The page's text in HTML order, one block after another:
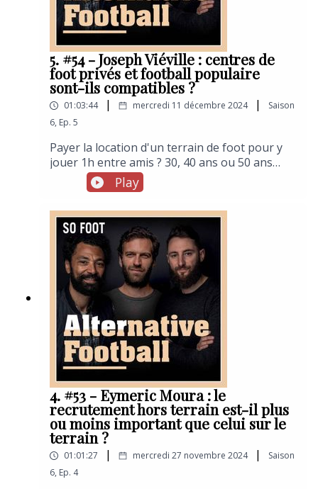
5. #54 - Joseph Viéville : centres de
foot privés et football populaire
sont-ils compatibles ?
01:03:44 | mercredi 11 décembre 2024 |
Saison
6, Ep. 5
Payer la location d'un terrain de foot pour y
jouer 1h entre amis ? 30, 40 ans ou 50 ans
plus tôt, pour tous les enfants fans de foot
que nous étions, cela pouvait paraître
totalement inconcevable. Pourtant, depuis le
début des années 2000 et l'installation des
premiers centres de foot à 5, la pratique est
totalement rentrée dans les moeurs. Et toutes
les grandes et moyennes villes ainsi que leurs
agglomérations proches comptent un ou
plusieurs centres. Dont un Le Five, groupe
fondé notamment par Joseph Viéville. Enfant
du 93, il tente de faire rimer pratique du foot à
5 et utilité sociale. Entretien.
Play
4. #53 - Eymeric Moura : le
recrutement hors terrain est-il plus
ou moins important que celui sur le
terrain ?
01:01:27 | mercredi 27 novembre 2024 |
Saison
6, Ep. 4